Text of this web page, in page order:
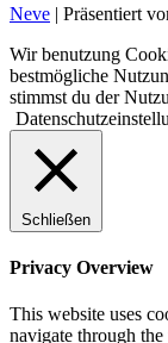
Neve | Präsentiert
Wir benutzung
bestmögliche
stimmst du der
Schließen
Privacy Overview
This website uses
navigate through